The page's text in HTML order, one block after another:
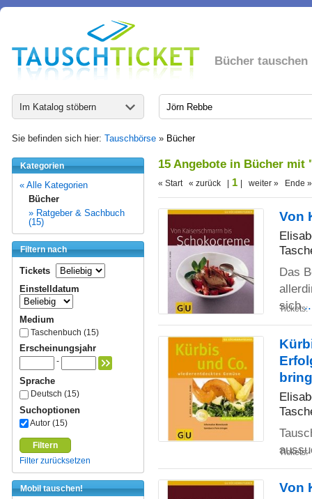
Bücher tauschen
Im Katalog stöbern
Sie befinden sich hier: Tauschbörse » Bücher
Kategorien
« Alle Kategorien
Bücher
» Ratgeber & Sachbuch
(15)
Filtern nach
Tickets
Einstelldatum
Medium
Taschenbuch (15)
Erscheinungsjahr
-
Sprache
Deutsch (15)
Suchoptionen
Autor (15)
Filtern
Filter zurücksetzen
Mobil tauschen!
15 Angebote in Bücher mit
« Start « zurück | 1 | weiter » Ende »
Von
Das
sich
Tickets:
Tickets:
Von